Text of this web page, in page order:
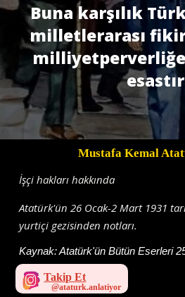
Buna karşılık
milletlerarası
milliyetperverliğe
Mustafa Kemal
İşçi hakları hakkında
Atatürk'ün 26 Ocak-2 Mart 1931
yurtiçi gezisinden notları.
Kaynak:Atatürk'ün Bütün Eserleri
Takip Et